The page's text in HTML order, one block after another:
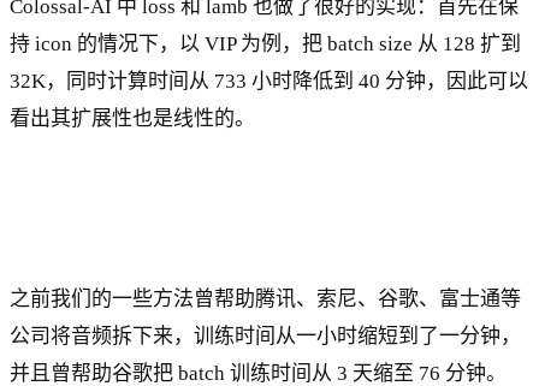
Colossal-AI 中 loss 和 lamb 也做了很好的实现：首先在保
持 icon 的情况下，以 VIP 为例，把 batch size 从 128 扩到
32K，同时计算时间从 733 小时降低到 40 分钟，因此可以
看出其扩展性也是线性的。
之前我们的一些方法曾帮助腾讯、索尼、谷歌、富士通等
公司将音频拆下来，训练时间从一小时缩短到了一分钟，
并且曾帮助谷歌把 batch 训练时间从 3 天缩至 76 分钟。